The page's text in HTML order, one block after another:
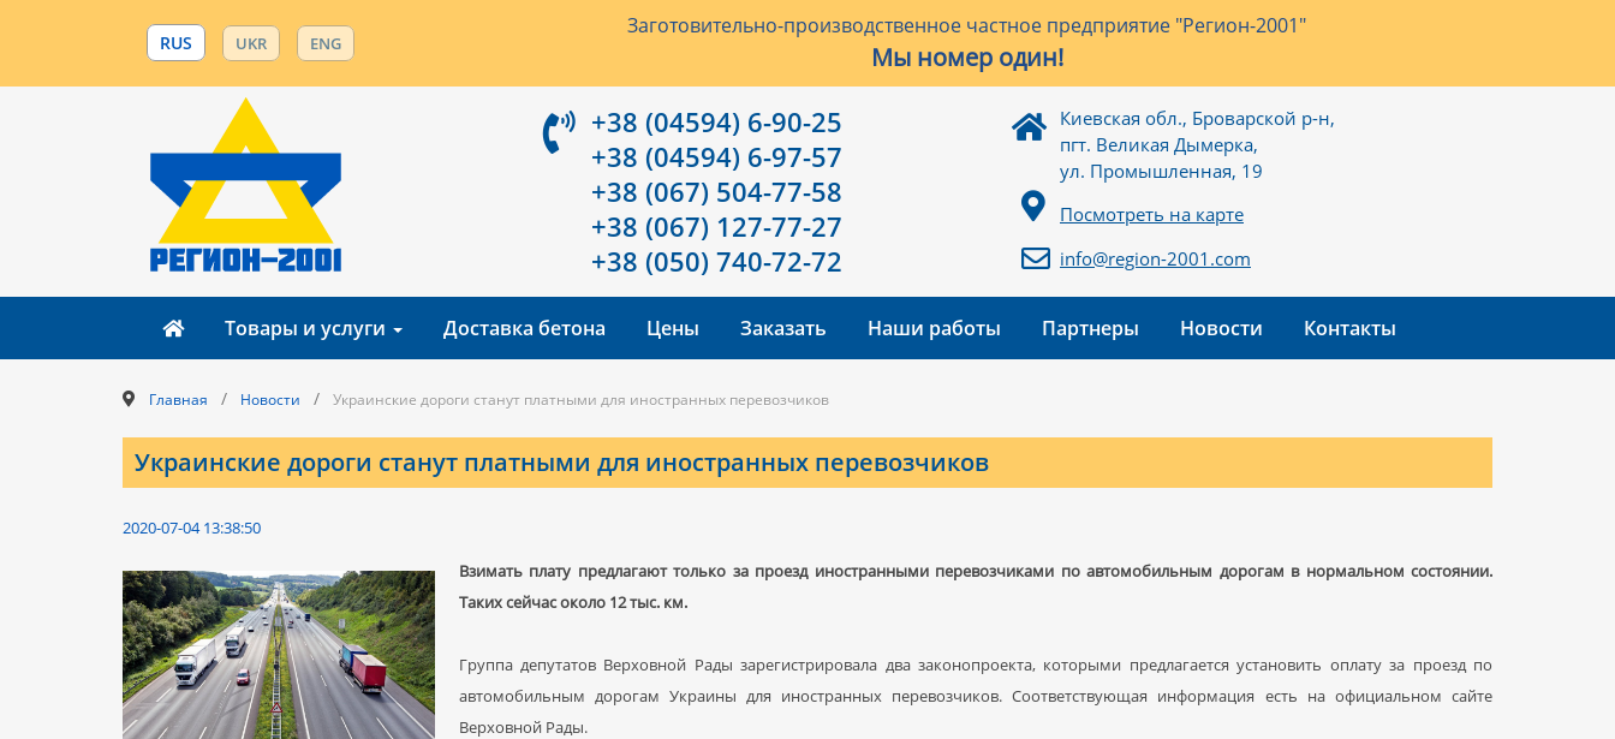
RUS UKR ENG
Заготовительно-производственное частное предприятие "Регион-2001"
Мы номер один!
+38 (04594) 6-90-25
+38 (04594) 6-97-57
+38 (067) 504-77-58
+38 (067) 127-77-27
+38 (050) 740-72-72
Киевская обл., Броварской р-н,
пгт. Великая Дымерка,
ул. Промышленная, 19
Посмотреть на карте
info@region-2001.com
Товары и услуги Доставка бетона Цены Заказать Наши работы Партнеры Новости Контакты
Главная / Новости / Украинские дороги станут платными для иностранных перевозчиков
Украинские дороги станут платными для иностранных перевозчиков
2020-07-04 13:38:50
Взимать плату предлагают только за проезд иностранными перевозчиками по автомобильным дорогам в нормальном состоянии.
Таких сейчас около 12 тыс. км.
Группа депутатов Верховной Рады зарегистрировала два законопроекта, которыми предлагается установить оплату за проезд по
автомобильным дорогам Украины для иностранных перевозчиков. Соответствующая информация есть на официальном сайте
Верховной Рады.